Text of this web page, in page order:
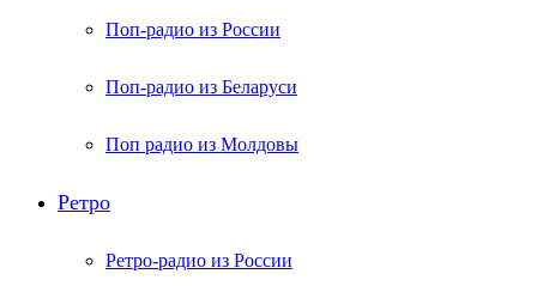
Поп-радио из России
Поп-радио из Беларуси
Поп радио из Молдовы
Ретро
Ретро-радио из России